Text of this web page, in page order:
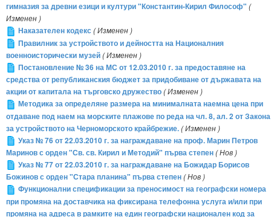
гимназия за древни езици и култури "Константин-Кирил Философ" (
Изменен )
Наказателен кодекс( Изменен )
Правилник за устройството и дейността на Националния
военноисторически музей( Изменен )
Постановление № 36 на МС от 12.03.2010 г. за предоставяне на
средства от републиканския бюджет за придобиване от държавата на
акции от капитала на търговско дружество( Изменен )
Методика за определяне размера на минималната наемна цена при
отдаване под наем на морските плажове по реда на чл. 8, ал. 2 от Закона
за устройството на Черноморското крайбрежие.( Изменен )
Указ № 76 от 22.03.2010 г. за награждаване на проф. Марин Петров
Маринов с орден "Св. св. Кирил и Методий" първа степен( Нов )
Указ № 77 от 22.03.2010 г. за награждаване на Божидар Борисов
Божинов с орден "Стара планина" първа степен( Нов )
Функционални спецификации за преносимост на географски номера
при промяна на доставчика на фиксирана телефонна услуга и/или при
промяна на адреса в рамките на един географски национален код за